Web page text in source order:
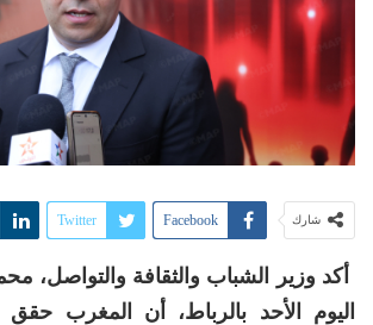
شارك Facebook
Twitter
أكد وزير الشباب والثقافة والتواصل،
اليوم الأحد بالرباط، أن المغرب حقق